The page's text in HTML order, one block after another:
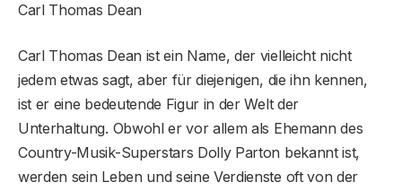
Carl Thomas Dean
Carl Thomas Dean ist ein Name, der vielleicht nicht
jedem etwas sagt, aber für diejenigen, die ihn kennen,
ist er eine bedeutende Figur in der Welt der
Unterhaltung. Obwohl er vor allem als Ehemann des
Country-Musik-Superstars Dolly Parton bekannt ist,
werden sein Leben und seine Verdienste oft von der